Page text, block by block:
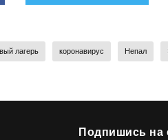
лагерь коронавирус Непал
Подпишись на